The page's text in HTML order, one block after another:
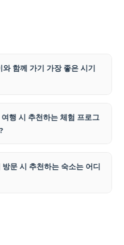
함께 가기 가장 좋은 시기
행 시 추천하는 체험 프로그
문 시 추천하는 숙소는 어디